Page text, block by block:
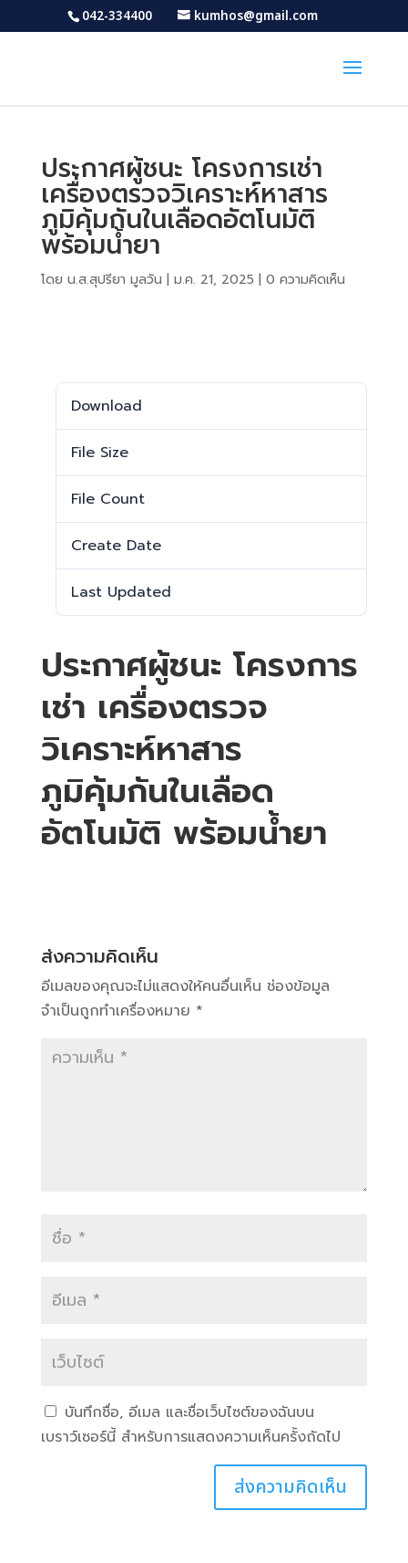
042-334400 kumhos@gmail.com
ประกาศผู้ชนะ โครงการเช่า
เครื่องตรวจวิเคราะห์หาสาร
ภูมิคุ้มกันในเลือดอัตโนมัติ
พร้อมน้ำยา
โดย น.ส.สุปรียา มูลวัน | ม.ค. 21, 2025 | 0 ความคิดเห็น
Download
File Size
File Count
Create Date
Last Updated
ประกาศผู้ชนะ โครงการ
เช่า เครื่องตรวจ
วิเคราะห์หาสาร
ภูมิคุ้มกันในเลือด
อัตโนมัติ พร้อมน้ำยา
ส่งความคิดเห็น
อีเมลของคุณจะไม่แสดงให้คนอื่นเห็น ช่องข้อมูล
จำเป็นถูกทำเครื่องหมาย *
บันทึกชื่อ, อีเมล และชื่อเว็บไซต์ของฉันบน
เบราว์เซอร์นี้ สำหรับการแสดงความเห็นครั้งถัดไป